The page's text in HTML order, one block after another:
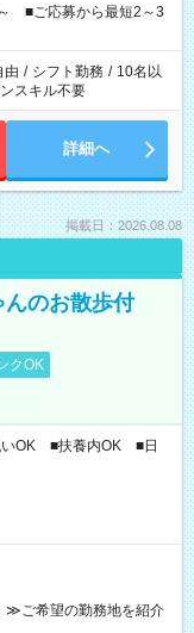
ワーク希望
間と、もう1つのお仕事
場合は応募できません。
■ご応募から最短2～3
由 / シフト勤務 / 10名以
スキル不要
詳細へ
掲載日：2026.08.08
んのお散歩付
クOK
いOK ■扶養内OK ■日
≫ご希望の勤務地を紹介